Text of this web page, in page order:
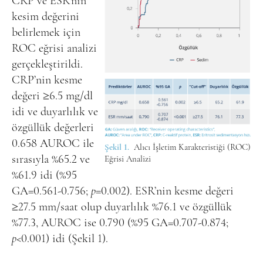
Şekil 1. Alıcı İşletim Karakteristiği (ROC)
Eğrisi Analizi
kesim değerini
belirlemek için
ROC eğrisi analizi
gerçekleştirildi.
CRP’nin kesme
değeri ≥6.5 mg/dl
idi ve duyarlılık ve
özgüllük değerleri
0.658 AUROC ile
sırasıyla %65.2 ve
%61.9 idi (%95
GA=0.561-0.756; p=0.002). ESR’nin kesme değeri
≥27.5 mm/saat olup duyarlılık %76.1 ve özgüllük
%77.3, AUROC ise 0.790 (%95 GA=0.707-0.874;
p<0.001) idi (Şekil 1).